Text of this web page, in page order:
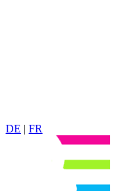
DE | FR